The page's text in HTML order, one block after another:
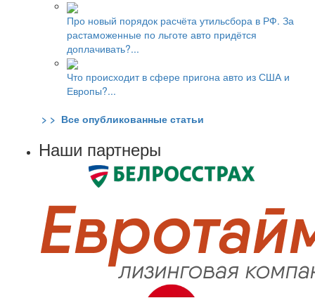
Про новый порядок расчёта утильсбора в РФ. За
растаможенные по льготе авто придётся
доплачивать?...
Что происходит в сфере пригона авто из США и
Европы?...
> > Все опубликованные статьи
Наши партнеры